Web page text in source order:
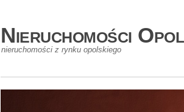
Nieruchomości
nieruchomości z rynku opolskiego